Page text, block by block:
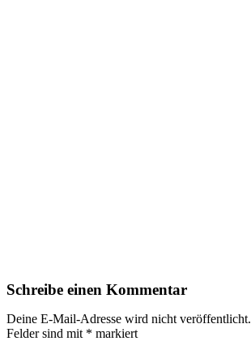
Schreibe einen Kommentar
Deine E-Mail-Adresse wird nicht veröffentlicht.
Felder sind mit * markiert